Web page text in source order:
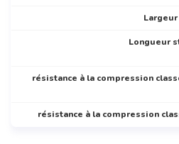
Longueur
résistance à la compression
résistance à la compression